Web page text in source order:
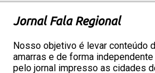
Jornal Fala Regional
Nosso objetivo é levar conteúdo
amarras e de forma
pelo jornal impresso as cidades